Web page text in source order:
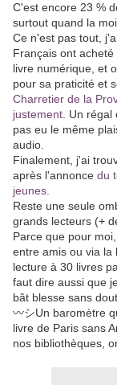
C'est encore 23 %
surtout quand la
Ce n'est pas tout,
Français ont
livre numérique, et
pour sa praticité et
Charretier de la
justement . Un
pas eu le même
audio.
Finalement, j'ai
après l'annonce du
jeunes.
Reste une seule
grands lecteurs (+
Parce que pour
entre amis ou via la
lecture à 30 livres
faut dire aussi que
bât blesse sans
〰️シUn baromètre
livre de Paris sans
nos bibliothèques,